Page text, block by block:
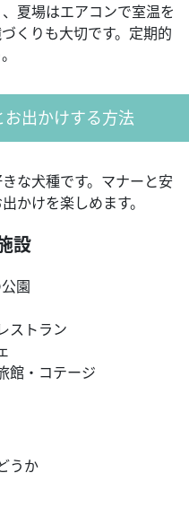
夏場はエアコンで室温を
くりも大切です。定期的
出かけする方法
な犬種です。マナーと安
かけを楽しめます。
設
園
ストラン
館・コテージ
うか